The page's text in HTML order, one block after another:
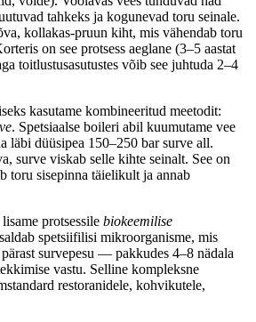
tahkeks ja kogunevad toru seinale.
kollakas-pruun kiht, mis vähendab toru
on see protsess aeglane (3–5 aastat
toitlustusasutustes võib see juhtuda 2–4
kasutame kombineeritud meetodit:
. Spetsiaalse boileri abil kuumutame vee
läbi düüsipea 150–250 bar surve all.
surve viskab selle kihte seinalt. See on
toru sisepinna täielikult ja annab
protsessile biokeemilise
spetsiifilisi mikroorganisme, mis
survepesu — pakkudes 4–8 nädala
vastu. Selline kompleksne
restoranidele, kohvikutele,